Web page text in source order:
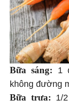
Bữa sáng: 1
không đường
Bữa trưa: 1/